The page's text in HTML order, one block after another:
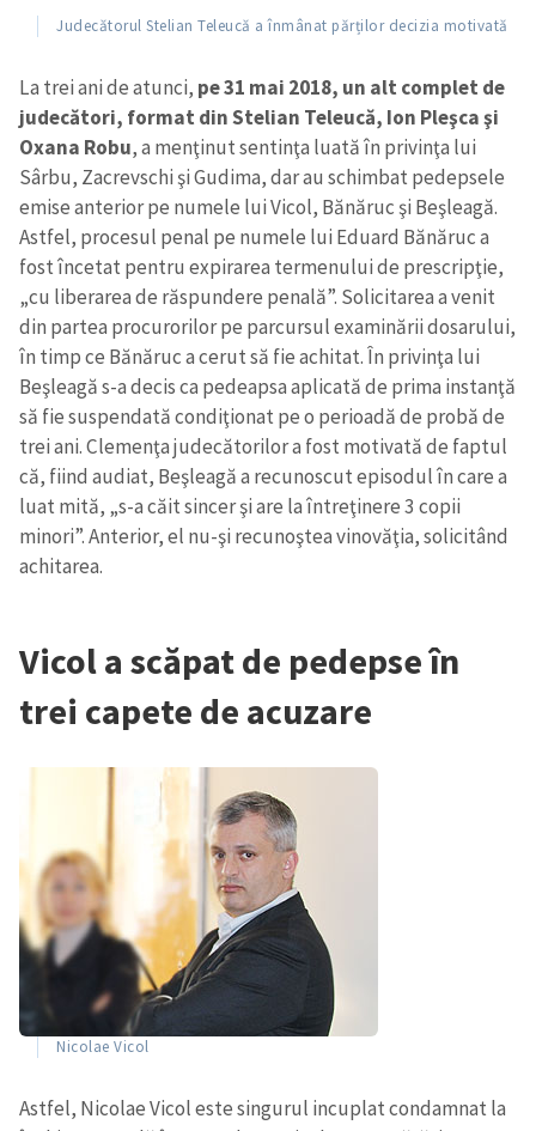
Judecătorul Stelian Teleucă a înmânat părților decizia motivată
La trei ani de atunci, pe 31 mai 2018, un alt complet de
judecători, format din Stelian Teleucă, Ion Pleşca şi
Oxana Robu, a menţinut sentinţa luată în privinţa lui
Sârbu, Zacrevschi şi Gudima, dar au schimbat pedepsele
emise anterior pe numele lui Vicol, Bănăruc şi Beşleagă.
Astfel, procesul penal pe numele lui Eduard Bănăruc a
fost încetat pentru expirarea termenului de prescripţie,
„cu liberarea de răspundere penală”. Solicitarea a venit
din partea procurorilor pe parcursul examinării dosarului,
în timp ce Bănăruc a cerut să fie achitat. În privinţa lui
Beşleagă s-a decis ca pedeapsa aplicată de prima instanţă
să fie suspendată condiţionat pe o perioadă de probă de
trei ani. Clemenţa judecătorilor a fost motivată de faptul
că, fiind audiat, Beşleagă a recunoscut episodul în care a
luat mită, „s-a căit sincer şi are la întreţinere 3 copii
minori”. Anterior, el nu-şi recunoştea vinovăţia, solicitând
achitarea.
Vicol a scăpat de pedepse în
trei capete de acuzare
Nicolae Vicol
Astfel, Nicolae Vicol este singurul incuplat condamnat la